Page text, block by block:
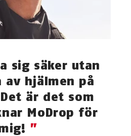
sig säker utan
av hjälmen på
är det som
MoDrop för